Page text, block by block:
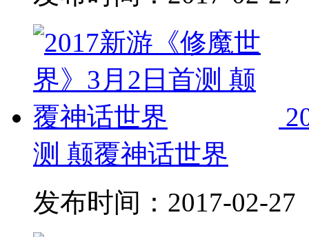
测 颠覆神话世界
发布时间： 2017-02-27